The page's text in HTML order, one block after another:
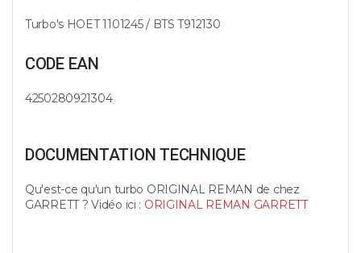
Turbo's HOET 1101245 / BTS T912130
CODE EAN
4250280921304
DOCUMENTATION TECHNIQUE
Qu'est-ce qu'un turbo ORIGINAL REMAN de chez
GARRETT ? Vidéo ici : ORIGINAL REMAN GARRETT